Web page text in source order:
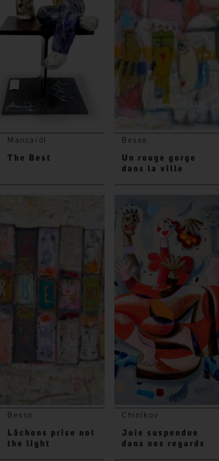
Mancardi
The Best
Besso
Un rouge gorge
dans la ville
Besso
Lâchons prise not
the light
Chinikov
Joie suspendue
dans nos regards